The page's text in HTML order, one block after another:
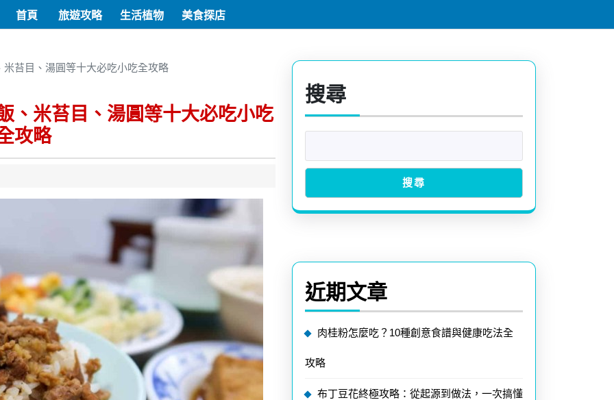
首頁 旅遊攻略 生活植物 美食探店
苔目、湯圓等十大必吃小吃全攻略
、米苔目、湯圓等十大必吃小吃
攻略
搜尋
搜尋
近期文章
肉桂粉怎麼吃？10種創意食譜與健康吃法全
攻略
布丁豆花終極攻略：從起源到做法，一次搞懂